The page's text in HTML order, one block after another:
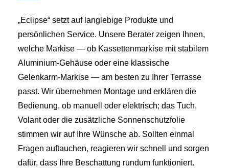
„Eclipse“ setzt auf langlebige Produkte und
persönlichen Service. Unsere Berater zeigen Ihnen,
welche Markise — ob Kassettenmarkise mit stabilem
Aluminium-Gehäuse oder eine klassische
Gelenkarm-Markise — am besten zu Ihrer Terrasse
passt. Wir übernehmen Montage und erklären die
Bedienung, ob manuell oder elektrisch; das Tuch,
Volant oder die zusätzliche Sonnenschutzfolie
stimmen wir auf Ihre Wünsche ab. Sollten einmal
Fragen auftauchen, reagieren wir schnell und sorgen
dafür, dass Ihre Beschattung rundum funktioniert.